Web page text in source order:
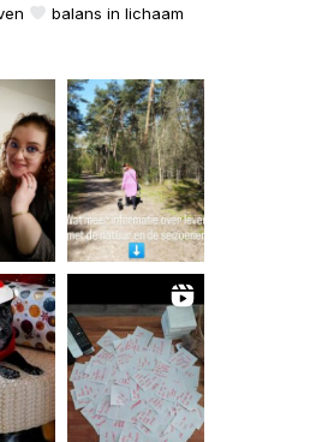
balans in lichaam